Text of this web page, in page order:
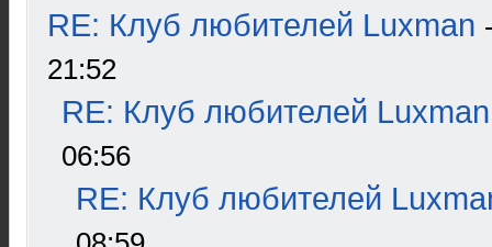
RE: Клуб любителей Luxman
21:52
RE: Клуб любителей Luxman
06:56
RE: Клуб любителей